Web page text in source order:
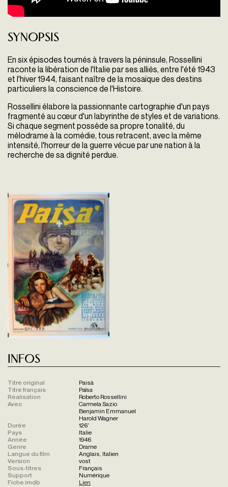
Synopsis
En six épisodes tournés à travers la péninsule, Rossellini
raconte la libération de l'Italie par ses alliés, entre l'été 1943
et l'hiver 1944, faisant naître de la mosaïque des destins
particuliers la conscience de l'Histoire.
Rossellini élabore la passionnante cartographie d'un pays
fragmenté au cœur d'un labyrinthe de styles et de variations.
Si chaque segment possède sa propre tonalité, du
mélodrame à la comédie, tous retracent, avec la même
intensité, l'horreur de la guerre vécue par une nation à la
recherche de sa dignité perdue.
Infos
Titre original
Paisà
Titre français
Païsa
Réalisation
Roberto Rossellini
Avec
Carmela Sazio
Benjamin Emmanuel
Harold Wagner
Durée
126'
Pays
Italie
Année
1946
Genre
Drame
Langue du film
Anglais, Italien
Version
vost
Sous-titres
Français
Support
Numérique
Fiche imdb
Lien